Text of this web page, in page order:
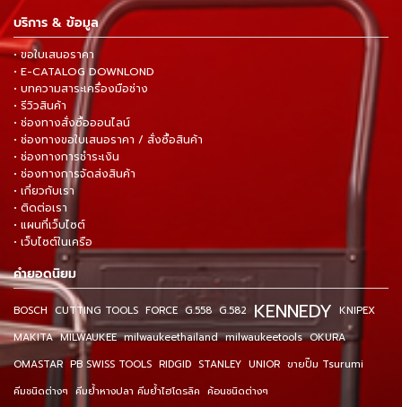
บริการ & ข้อมูล
• ขอใบเสนอราคา
• E-CATALOG DOWNLOND
• บทความสาระเครื่องมือช่าง
• รีวิวสินค้า
• ช่องทางสั่งซื้อออนไลน์
• ช่องทางขอใบเสนอราคา / สั่งซื้อสินค้า
• ช่องทางการชำระเงิน
• ช่องทางการจัดส่งสินค้า
• เกี่ยวกับเรา
• ติดต่อเรา
• แผนที่เว็บไซต์
• เว็บไซต์ในเครือ
คำยอดนิยม
BOSCH CUTTING TOOLS FORCE G.558 G.582 KENNEDY KNIPEX
MAKITA MILWAUKEE milwaukeethailand milwaukeetools OKURA
OMASTAR PB SWISS TOOLS RIDGID STANLEY UNIOR ขายปั๊ม Tsurumi
คีมชนิดต่างๆ คีมย้ำหางปลา คีมย้ำไฮโดรลิค ค้อนชนิดต่างๆ